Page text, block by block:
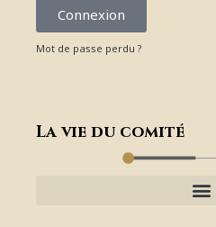
Connexion
Mot de passe perdu ?
La vie du comité